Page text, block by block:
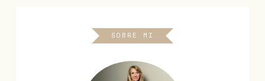
SOBRE MI